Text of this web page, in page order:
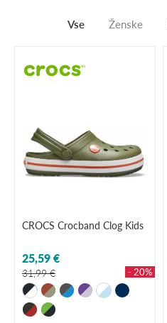
Vse Ženske
CROCS Crocband Clog Kids
25,59 €
31,99 € - 20%